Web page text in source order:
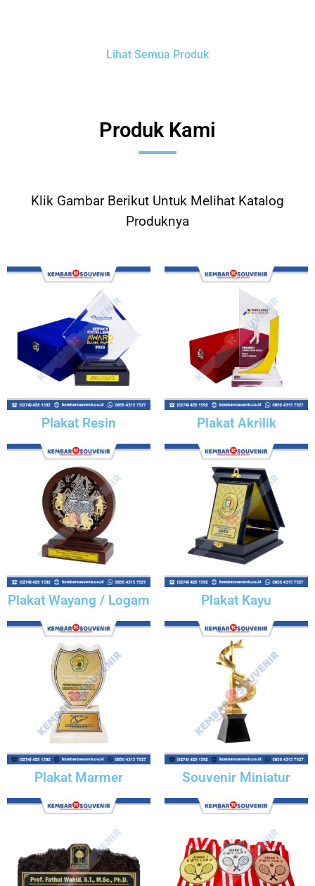
Lihat Semua Produk
Produk Kami
Klik Gambar Berikut Untuk Melihat Katalog
Produknya
Plakat Resin Plakat Akrilik
Plakat Wayang / Logam Plakat Kayu
Plakat Marmer Souvenir Miniatur